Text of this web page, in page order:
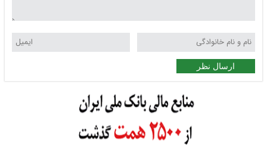
ارسال نظر